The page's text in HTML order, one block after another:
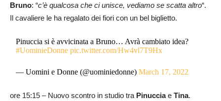
Bruno: “c’è qualcosa che ci unisce, vediamo se scatta altro“.
Il cavaliere le ha regalato dei fiori con un bel biglietto.
Pinuccia si è avvicinata a Bruno… Avrà cambiato idea?
#UominieDonne pic.twitter.com/Hw4vl7T9Hx
— Uomini e Donne (@uominiedonne)March 17, 2022
ore 15:15 – Nuovo scontro in studio tra Pinucciae Tina.